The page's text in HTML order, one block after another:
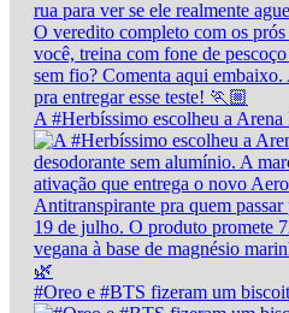
A #Herbíssimo escolheu a
#Oreo e #BTS fizeram um